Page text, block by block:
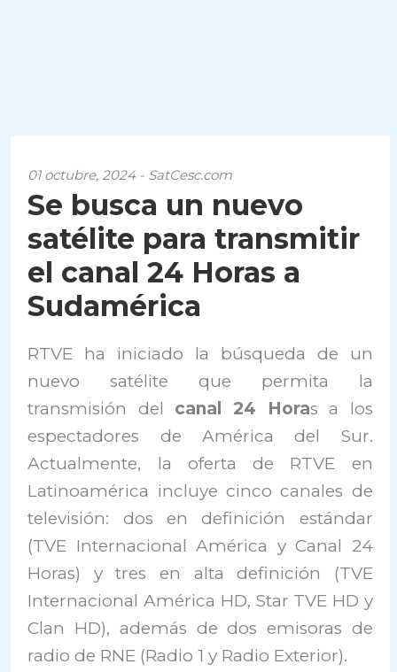
01 octubre, 2024 - SatCesc.com
Se busca un nuevo
satélite para transmitir
el canal 24 Horas a
Sudamérica
RTVE ha iniciado la búsqueda de un
nuevo satélite que permita la
transmisión del canal 24 Horas a los
espectadores de América del Sur.
Actualmente, la oferta de RTVE en
Latinoamérica incluye cinco canales de
televisión: dos en definición estándar
(TVE Internacional América y Canal 24
Horas) y tres en alta definición (TVE
Internacional América HD, Star TVE HD y
Clan HD), además de dos emisoras de
radio de RNE (Radio 1 y Radio Exterior).